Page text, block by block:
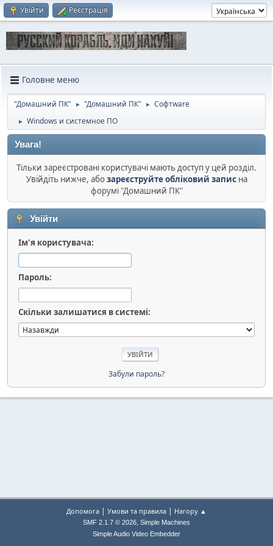
Увійти Реєстрація
Головне меню
"Домашний ПК" ► "Домашний ПК" ► Софтware
► Windows и системное ПО
Увага!
Тільки зареєстровані користувачі мають доступ у цей розділ.
Увійдіть нижче, абозареєструйте обліковий записна
форумі "Домашний ПК"
Увійти
Ім'я користувача:
Пароль:
Скільки залишатися в системі:
Забули пароль?
Допомога | Умови та правила | Нагору ▲
SMF 2.1.7 © 2026, Simple Machines
Simple Audio Video Embedder